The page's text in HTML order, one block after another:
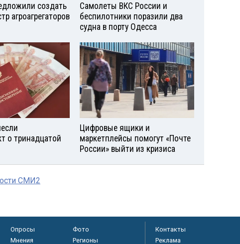
создать
агроагрегаторов
Самолеты ВКС России и
беспилотники поразили два
судна в порту Одесса
о тринадцатой
Цифровые ящики и
маркетплейсы помогут «Почте
России» выйти из кризиса
СМИ2
Опросы
Фото
Мнения Регионы
Контакты
Реклама